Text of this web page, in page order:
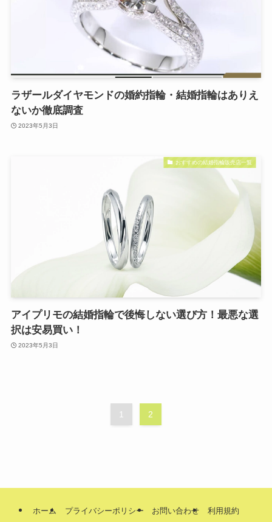
ラザールダイヤモンドの婚約指輪・結婚指輪はありえ
ないか徹底調査
2023年5月3日
おすすめの結婚指輪販売店一覧
アイプリモの結婚指輪で後悔しない選び方！最悪な選
択は安易買い！
2023年5月3日
1 2
ホーム プライバシーポリシー お問い合わせ 利用規約